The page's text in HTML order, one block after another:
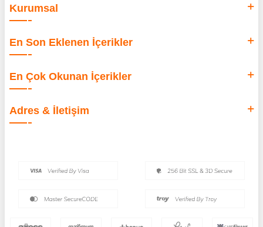
Kurumsal
En Son Eklenen İçerikler
En Çok Okunan İçerikler
Adres & İletişim